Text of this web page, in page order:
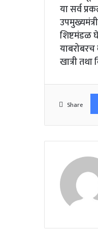
या सर्व
शिष्टमंडळ
याबरोबरच
खात्री
Share